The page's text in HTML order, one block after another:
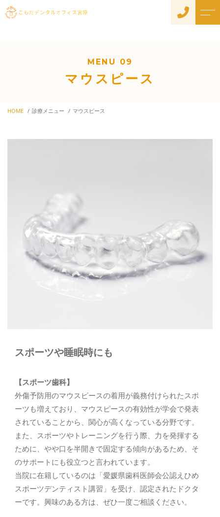
初めての方へ
小児矯正
妊娠期の治療
口腔外科
矯正歯科
よくある質問
お知らせ
ご予約・お問い合わせ
0897-43-2411
ネット予約はこちら
RESERVE
MENU 09
マウスピース
HOME 診療メニュー マウスピース
スポーツや睡眠時にも
【スポーツ歯科】
外傷予防用のマウスピースの着用が義務付けられたスポ
ーツも増えており、マウスピースの有効性が学会で発表
されていることから、関心が高くなっている分野です。
また、スポーツやトレーニングを行う際、力を発揮する
ために、やや口を半開きで固定する傾向があるため、そ
のサポートにも役立つと言われています。
当院に在籍しているのは「愛媛県歯科医師会公認えひめ
スポーツデンティスト講習」を受け、認定されたドクタ
ーです。興味のある方は、ぜひ一度ご相談ください。